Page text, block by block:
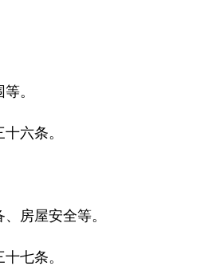
。
十六条。
、房屋安全等。
十七条。